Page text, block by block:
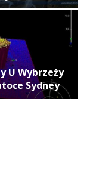
U Wybrzeży
Sydney